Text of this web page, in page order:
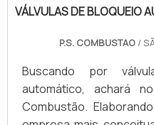
VÁLVULAS DE BLOQUEIO
P.S. COMBUSTAO/
Buscando por
automático, achará
Combustão.